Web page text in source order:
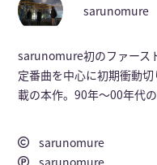
sarunomure
sarunomure初のファース
定番曲を中心に初期衝動
載の本作。90年〜00年代
sarunomure
sarunomure